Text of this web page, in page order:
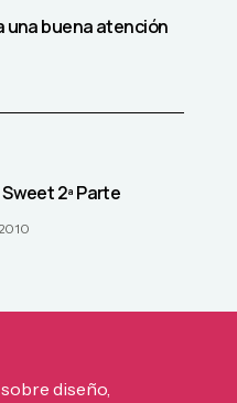
una buena atención
2ª Parte
diseño,